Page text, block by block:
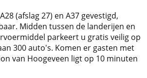
(afslag 27) en A37 gevestigd,
Midden tussen de landerijen en
parkeert u gratis veilig op
300 auto's. Komen er gasten met
van Hoogeveen ligt op 10 minuten